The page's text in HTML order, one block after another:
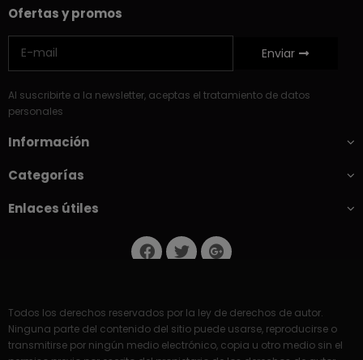
Ofertas y promos
Enviar
Al suscribirte a la newsletter, aceptas el tratamiento de datos
personales
Información
Categorías
Enlaces útiles
Todos los derechos reservados por la ley de derechos de autor.
Ninguna parte del contenido del sitio puede usarse, reproducirse o
transmitirse por ningún medio electrónico, copia u otro medio sin el